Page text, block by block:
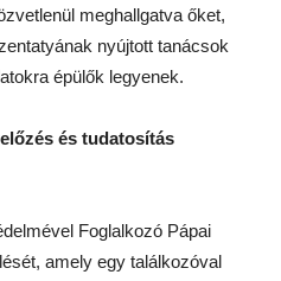
meghallgatva őket,
nyújtott tanácsok
épülők legyenek.
és tudatosítás
Foglalkozó Pápai
amely egy találkozóval